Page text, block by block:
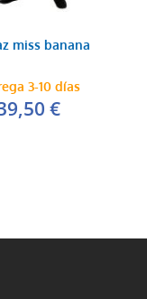
miss banana
3-10 días
€